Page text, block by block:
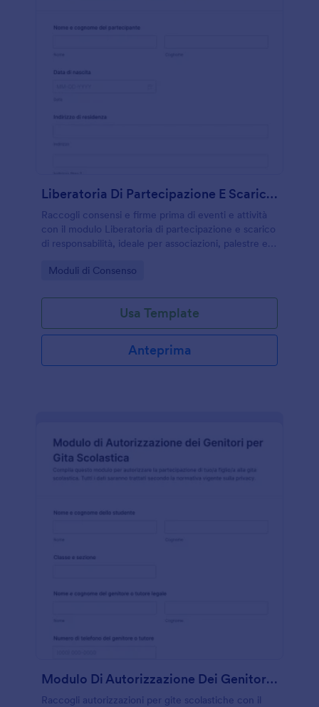
Liberatoria Di Partecipazione E Scarico Di Responsabilità
Raccogli consensi e firme prima di eventi e attività
con il modulo Liberatoria di partecipazione e scarico
di responsabilità, ideale per associazioni, palestre e
online con Jotform.
Go to Category:
Moduli di Consenso
Usa Template
Anteprima
Modulo Di Autorizzazione Dei Genitori Per Gita Scolastica
Raccogli autorizzazioni per gite scolastiche con il